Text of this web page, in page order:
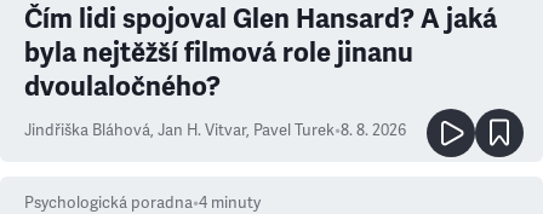
Čím lidi spojoval Glen Hansard? A jaká
byla nejtěžší filmová role jinanu
dvoulaločného?
Jindřiška Bláhová, Jan H. Vitvar, Pavel Turek•8. 8. 2026
Psychologická poradna•4 minuty